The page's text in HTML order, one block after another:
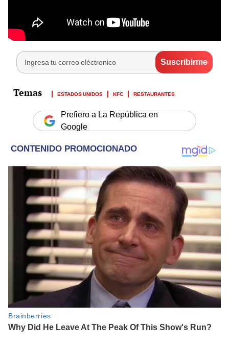
ESTADOS UNIDOS KFC RESTAURANTES
Prefiero a La República en
Google